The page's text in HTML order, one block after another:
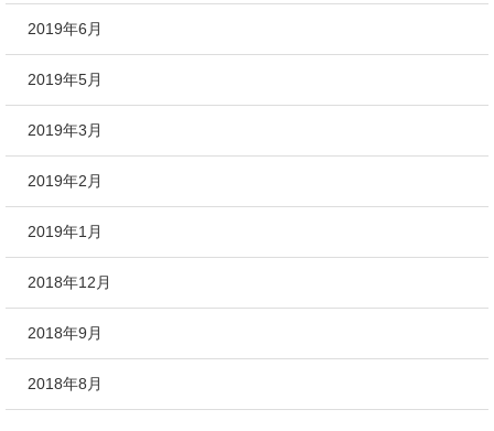
2019年6月
2019年5月
2019年3月
2019年2月
2019年1月
2018年12月
2018年9月
2018年8月